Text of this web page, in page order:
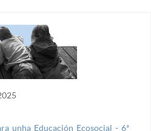
unha Educación Ecosocial - 6ª